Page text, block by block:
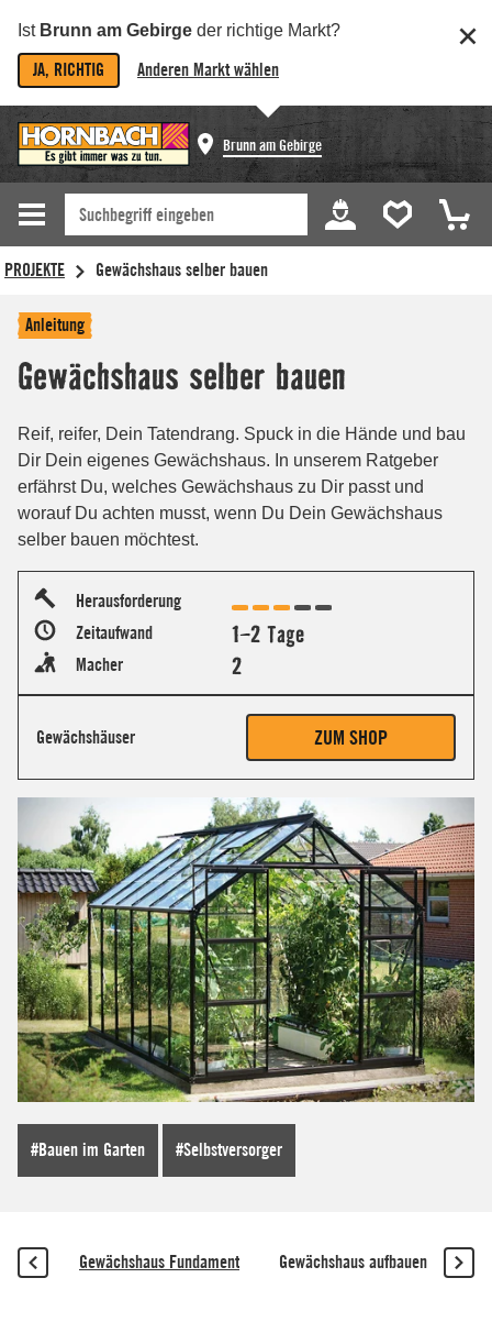
Ist Brunn am Gebirge der richtige Markt?
JA, RICHTIG Anderen Markt wählen
Brunn am Gebirge